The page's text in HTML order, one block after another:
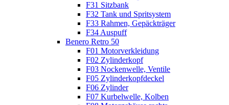
F31 Sitzbank
F32 Tank und Spritsystem
F33 Rahmen, Gepäckträger
F34 Auspuff
Benero Retro 50
F01 Motorverkleidung
F02 Zylinderkopf
F03 Nockenwelle, Ventile
F05 Zylinderkopfdeckel
F06 Zylinder
F07 Kurbelwelle, Kolben